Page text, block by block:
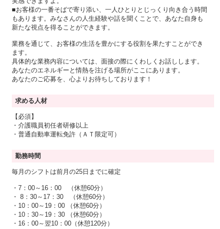
■お客様の一番そばで寄り添い、一人ひとりとじっくり向き合う時間
もあります。みなさんの人生経験や話を聞くことで、あなた自身も
新たな視点を得ることができます。
業務を通じて、お客様の生活を豊かにする役割を果たすことができ
ます。
具体的な業務内容については、面接の際にくわしくお話しします。
あなたのエネルギーと情熱を注げる場所がここにあります。
あなたのご応募を、心よりお待ちしております！
求める人材
【必須】
・介護職員初任者研修以上
・普通自動車運転免許（ＡＴ限定可）
勤務時間
毎月のシフトは前月の25日までに確定
・7：00～16：00 （休憩60分）
・ 8：30～17：30 （休憩60分）
・10：00～19：00 （休憩60分）
・10：30～19：30 （休憩60分）
・16：00～翌10：00（休憩120分）